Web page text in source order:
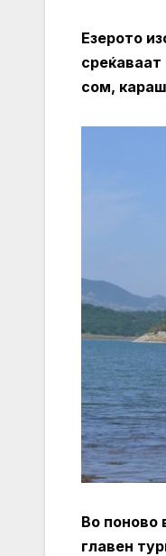
Езерото
сом,
Во поново
главен